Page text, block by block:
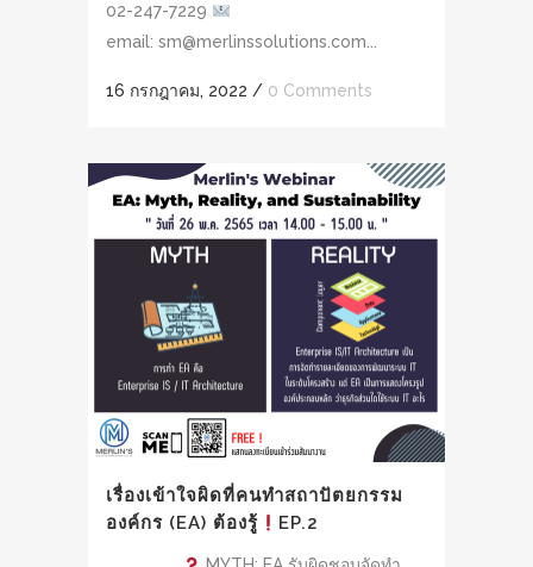
02-247-7229
email: sm@merlinssolutions.com...
16 กรกฎาคม, 2022 / 0 Comments
เรื่องเข้าใจผิดที่คนทำสถาปัตยกรรม
องค์กร (EA) ต้องรู้
EP.2